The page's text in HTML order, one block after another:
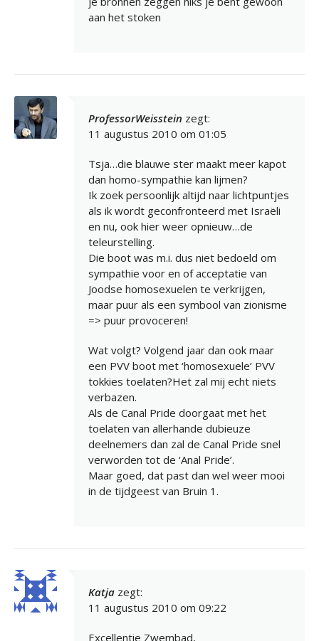
aan het stoken
ProfessorWeisstein zegt:
11 augustus 2010 om 01:05
Tsja…die blauwe ster maakt meer kapot
dan homo-sympathie kan lijmen?
Ik zoek persoonlijk altijd naar lichtpuntjes
als ik wordt geconfronteerd met Israëli
en nu, ook hier weer opnieuw…de
teleurstelling.
Die boot was m.i. dus niet bedoeld om
sympathie voor en of acceptatie van
Joodse homosexuelen te verkrijgen,
maar puur als een symbool van zionisme
=> puur provoceren!
Wat volgt? Volgend jaar dan ook maar
een PVV boot met ‘homosexuele’ PVV
tokkies toelaten?Het zal mij echt niets
verbazen.
Als de Canal Pride doorgaat met het
toelaten van allerhande dubieuze
deelnemers dan zal de Canal Pride snel
verworden tot de ‘Anal Pride’.
Maar goed, dat past dan wel weer mooi
in de tijdgeest van Bruin 1.
Katja zegt:
11 augustus 2010 om 09:22
Excellentie Zwembad,